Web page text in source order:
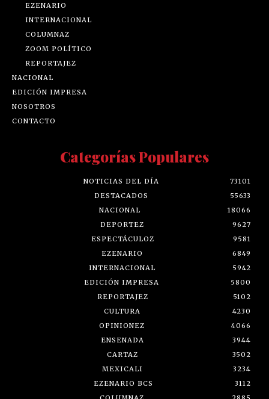
EZENARIO
INTERNACIONAL
COLUMNAZ
ZOOM POLÍTICO
REPORTAJEZ
NACIONAL
EDICIÓN IMPRESA
NOSOTROS
CONTACTO
Categorías Populares
NOTICIAS DEL DÍA
73101
DESTACADOS
55633
NACIONAL
18066
DEPORTEZ
9627
ESPECTÁCULOZ
9581
EZENARIO
6849
INTERNACIONAL
5942
EDICIÓN IMPRESA
5800
REPORTAJEZ
5102
CULTURA
4230
OPINIONEZ
4066
ENSENADA
3944
CARTAZ
3502
MEXICALI
3234
EZENARIO BCS
3112